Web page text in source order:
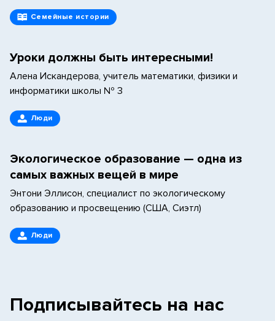
Семейные истории
Уроки должны быть интересными!
Алена Искандерова, учитель математики, физики и
информатики школы № 3
Люди
Экологическое образование — одна из
самых важных вещей в мире
Энтони Эллисон, специалист по экологическому
образованию и просвещению (США, Сиэтл)
Люди
Подписывайтесь на нас